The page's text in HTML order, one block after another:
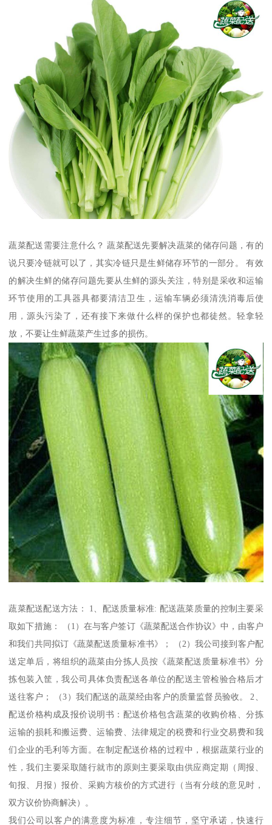
蔬菜配送需要注意什么？ 蔬菜配送先要解决蔬菜的储存问题，有的
说只要冷链就可以了，其实冷链只是生鲜储存环节的一部分。 有效
的解决生鲜的储存问题先要从生鲜的源头关注，特别是采收和运输
环节使用的工具器具都要清洁卫生，运输车辆必须清洗消毒后使
用，源头污染了，还有接下来做什么样的保护也都徒然。轻拿轻
放，不要让生鲜蔬菜产生过多的损伤。
蔬菜配送配送方法： 1、配送质量标准: 配送蔬菜质量的控制主要采
取如下措施： （1）在与客户签订《蔬菜配送合作协议》中，由客户
和我们共同拟订《蔬菜配送质量标准书》； （2）我公司接到客户配
送定单后，将组织的蔬菜由分拣人员按《蔬菜配送质量标准书》分
拣包装入筐，我公司具体负责配送各单位的配送主管检验合格后才
送往客户； （3）我们配送的蔬菜经由客户的质量监督员验收。 2、
配送价格构成及报价说明书：配送价格包含蔬菜的收购价格、分拣
运输的损耗和搬运费、运输费、法律规定的税费和行业交易费和我
们企业的毛利等方面。在制定配送价格的过程中，根据蔬菜行业的
性，我们主要采取随行就市的原则主要采取由供应商定期（周报、
旬报、月报）报价、采购方核价的方式进行（当有分歧的意见时，
双方议价协商解决）。
我们公司以客户的满意度为标准，专注细节，坚守承诺，快速行